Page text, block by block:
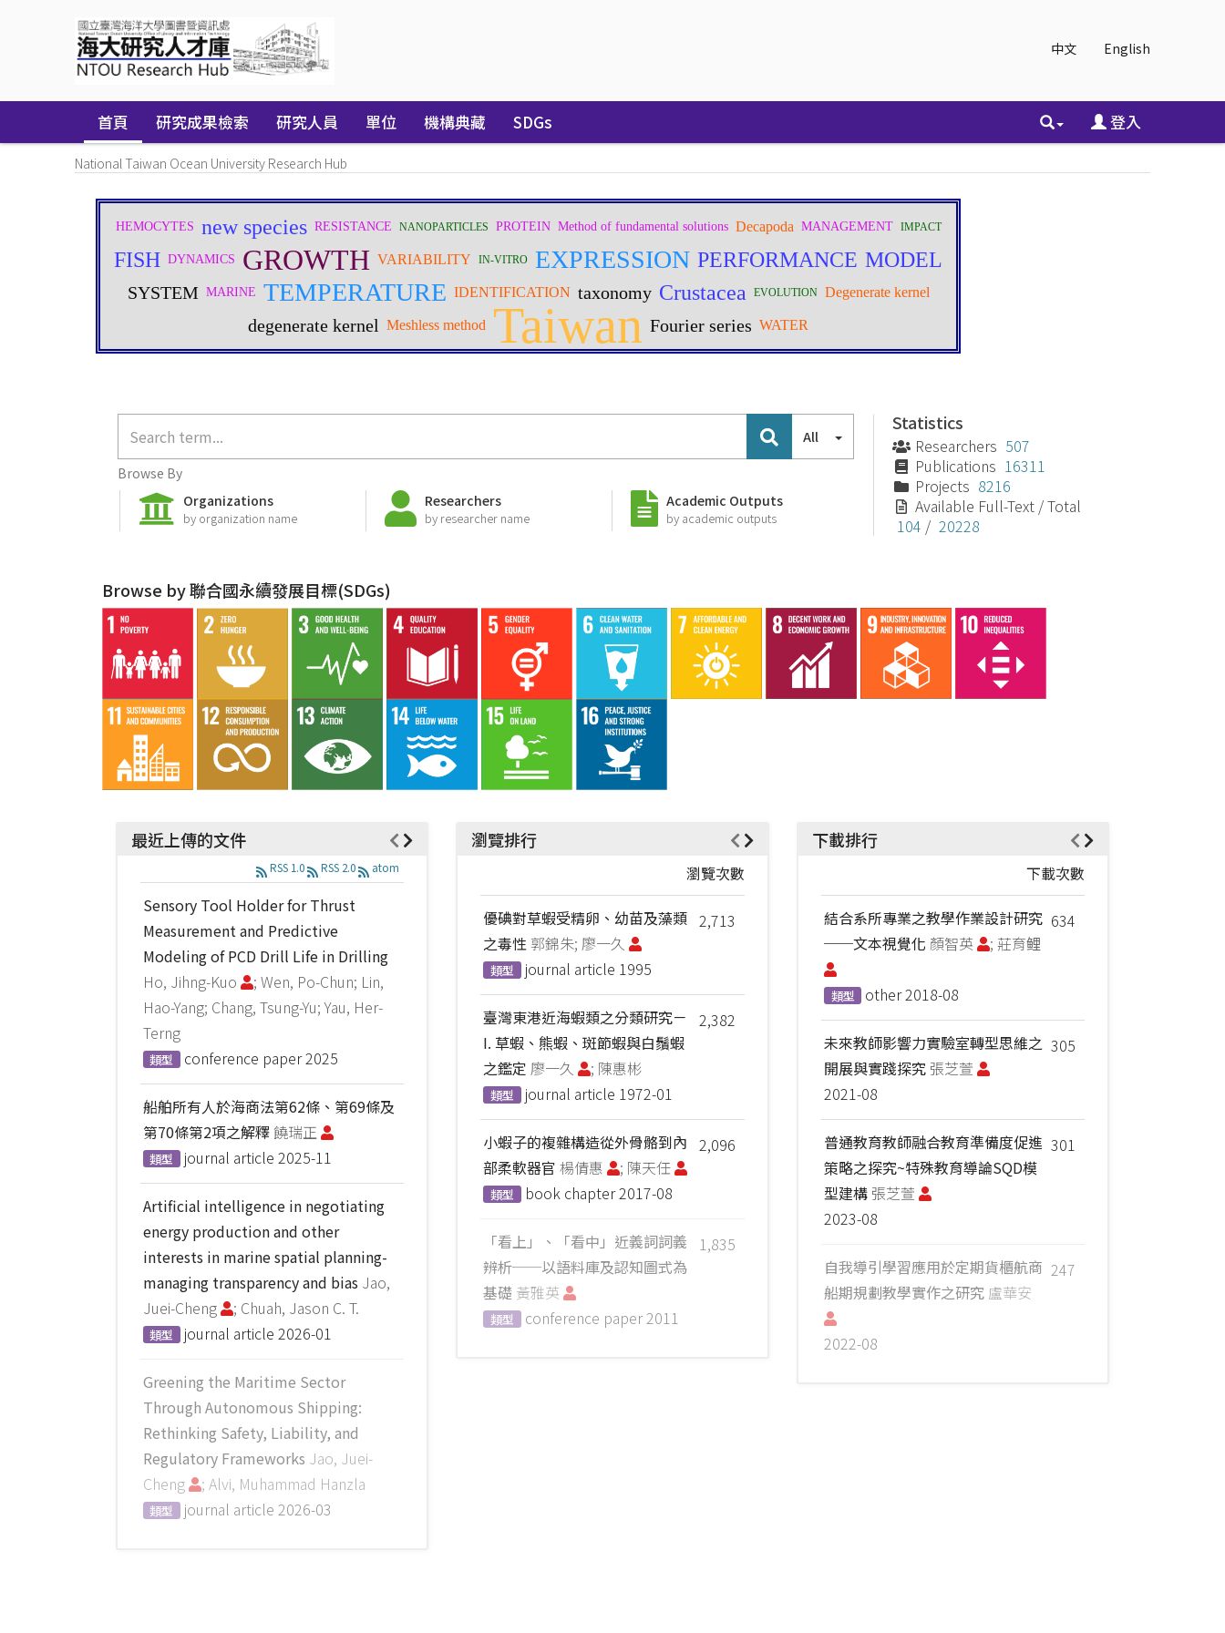
中文 English
首頁 研究成果檢索 研究人員 單位 機構典藏 SDGs 登入
National Taiwan Ocean University Research Hub
All
Browse By
Organizations
by organization name
Researchers
by researcher name
Academic Outputs
by academic outputs
Statistics
Researchers 507
Publications 16311
Projects 8216
Available Full-Text / Total
104 / 20228
Browse by 聯合國永續發展目標(SDGs)
最近上傳的文件
RSS 1.0 RSS 2.0 atom
Sensory Tool Holder for Thrust
Measurement and Predictive
Modeling of PCD Drill Life in Drilling
Ho, Jihng-Kuo
; Wen, Po-Chun; Lin,
Hao-Yang; Chang, Tsung-Yu; Yau, Her-
Terng
類型 conference paper2025
船舶所有人於海商法第62條、第69條及
第70條第2項之解釋饒瑞正
類型 journal article 2025-11
Artificial intelligence in negotiating
energy production and other
interests in marine spatial planning-
managing transparency and bias Jao,
Juei-Cheng
; Chuah, Jason C. T.
類型 journal article 2026-01
Greening the Maritime Sector
Through Autonomous Shipping:
Rethinking Safety, Liability, and
Regulatory Frameworks Jao, Juei-
Cheng
; Alvi, Muhammad Hanzla
類型 journal article 2026-03
瀏覽排行
瀏覽次數
2,713
優碘對草蝦受精卵、幼苗及藻類
之毒性郭錦朱; 廖一久
類型 journal article 1995
2,382
臺灣東港近海蝦類之分類研究－
I. 草蝦、熊蝦、斑節蝦與白鬚蝦
之鑑定 廖一久 ; 陳惠彬
類型 journal article 1972-01
2,096
小蝦子的複雜構造從外骨骼到內
部柔軟器官 楊倩惠 ; 陳天任
類型 book chapter2017-08
1,835
「看上」、「看中」近義詞詞義
辨析──以語料庫及認知圖式為
基礎 黃雅英
類型 conference paper2011
下載排行
下載次數
634
結合系所專業之教學作業設計研究
──文本視覺化 顏智英 ; 莊育鲤
類型 other2018-08
305
未來教師影響力實驗室轉型思維之
開展與實踐探究 張芝萱
2021-08
301
普通教育教師融合教育準備度促進
策略之探究~特殊教育導論SQD模
型建構 張芝萱
2023-08
247
自我導引學習應用於定期貨櫃航商
船期規劃教學實作之研究 盧華安
2022-08